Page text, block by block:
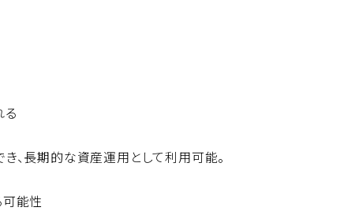
、長期的な資産運用として利用可能。
能性